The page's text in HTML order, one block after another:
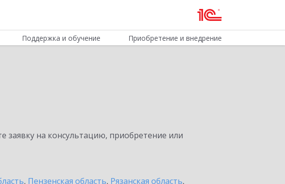
Поддержка и обучение Приобретение и внедрение
на консультацию, приобретение или
, Пензенская область, Рязанская область,